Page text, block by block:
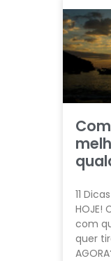
11
HOJE!
com
quer